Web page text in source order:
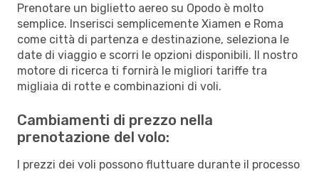
Prenotare un biglietto aereo su Opodo è molto
semplice. Inserisci semplicemente Xiamen e Roma
come città di partenza e destinazione, seleziona le
date di viaggio e scorri le opzioni disponibili. Il nostro
motore di ricerca ti fornirà le migliori tariffe tra
migliaia di rotte e combinazioni di voli.
Cambiamenti di prezzo nella
prenotazione del volo:
I prezzi dei voli possono fluttuare durante il processo